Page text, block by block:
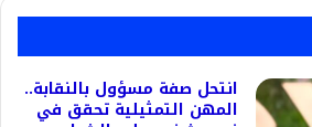
انتحل صفة مسؤول بالنقابة..
المهن التمثيلية تحقق في